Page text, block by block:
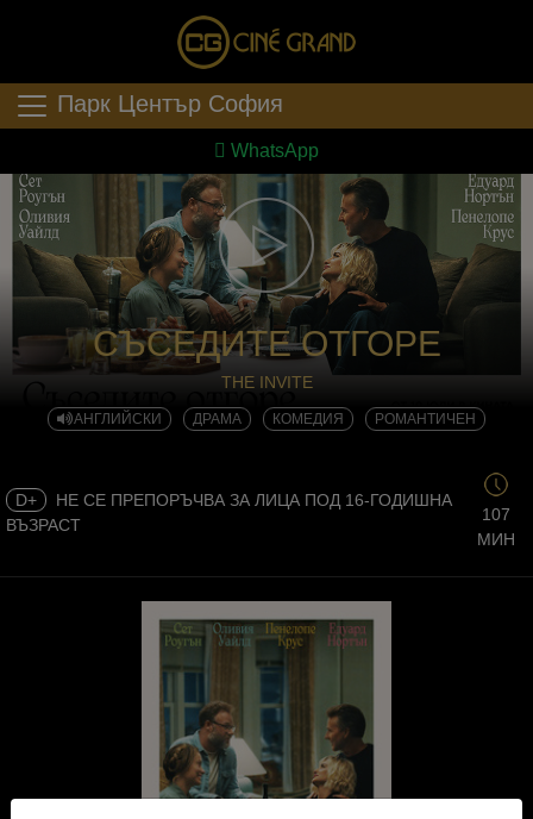
Парк Център София
WhatsApp
СЪСЕДИТЕ ОТГОРЕ
THE INVITE
АНГЛИЙСКИ ДРАМА КОМЕДИЯ РОМАНТИЧЕН
D+
НЕ СЕ ПРЕПОРЪЧВА ЗА ЛИЦА ПОД 16-ГОДИШНА
ВЪЗРАСТ
107
МИН